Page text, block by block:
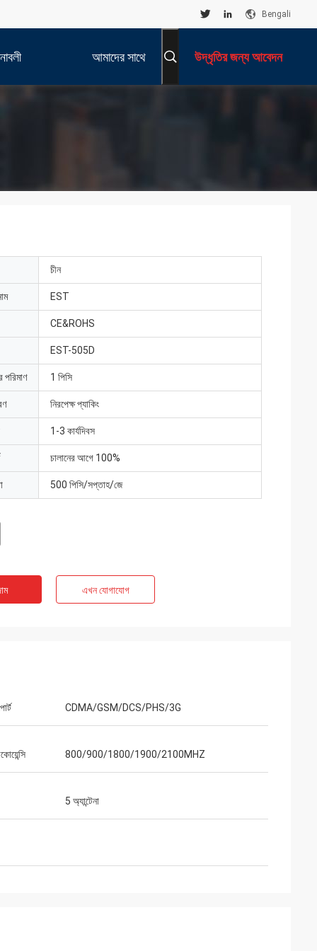
Bengali
আমাদের সাথে উদ্ধৃতির জন্য আবেদন
চীন
EST
CE&ROHS
EST-505D
পরিমাণ 1 পিসি
নিরপেক্ষ প্যাকিং
1-3 কার্যদিবস
চালানের আগে 100%
500 পিসি/সপ্তাহ/জে
এখন যোগাযোগ
CDMA/GSM/DCS/PHS/3G
800/900/1800/1900/2100MHZ
5 অ্যান্টেনা